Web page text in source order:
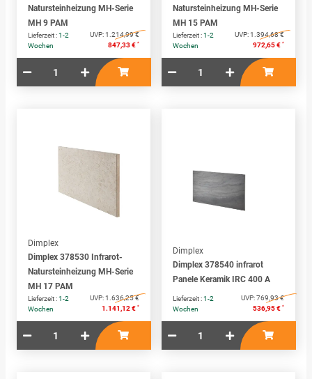
Natursteinheizung MH-Serie
MH 9 PAM
Lieferzeit :1-2
Wochen
UVP:1.214,99 €
847,33 € *
Natursteinheizung MH-Serie
MH 15 PAM
Lieferzeit :1-2
Wochen
UVP:1.394,68 €
972,65 € *
Dimplex
Dimplex 378530 Infrarot-
Natursteinheizung MH-Serie
MH 17 PAM
Lieferzeit :1-2
Wochen
UVP:1.636,25 €
1.141,12 € *
Dimplex
Dimplex 378540 infrarot
Panele Keramik IRC 400 A
Lieferzeit :1-2
Wochen
UVP:769,93 €
536,95 € *